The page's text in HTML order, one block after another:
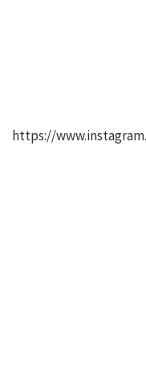
https://